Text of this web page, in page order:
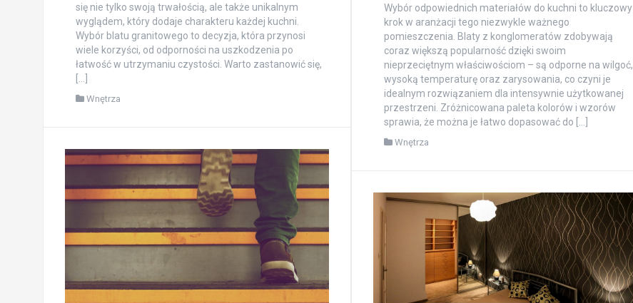
się nie tylko swoją trwałością, ale także unikalnym
wyglądem, który dodaje charakteru każdej kuchni.
Wybór blatu granitowego to decyzja, która przynosi
wiele korzyści, od odporności na uszkodzenia po
łatwość w utrzymaniu czystości. Warto zastanowić się,
Wnętrza
Wybór odpowiednich materiałów do kuchni to kluczowy
krok w aranżacji tego niezwykle ważnego
pomieszczenia. Blaty z konglomeratów zdobywają
coraz większą popularność dzięki swoim
nieprzeciętnym właściwościom – są odporne na wilgoć,
wysoką temperaturę oraz zarysowania, co czyni je
idealnym rozwiązaniem dla intensywnie użytkowanej
przestrzeni. Zróżnicowana paleta kolorów i wzorów
sprawia, że można je łatwo dopasować do […]
Wnętrza